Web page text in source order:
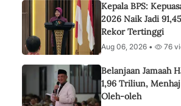
Kepala BPS:
2026 Naik Jadi
Rekor Tertinggi
Aug 06, 2026 • 76
Belanjaan Jamaah
1,96 Triliun,
Oleh-oleh